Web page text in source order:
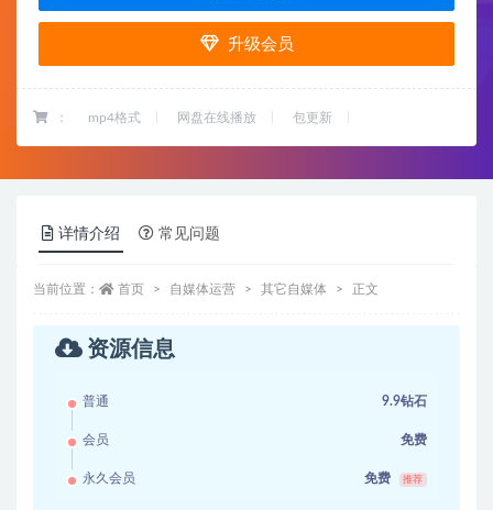
升级会员
： mp4格式 网盘在线播放 包更新
详情介绍 常见问题
当前位置： 首页 自媒体运营 其它自媒体 正文
资源信息
普通 9.9钻石
会员 免费
永久会员 免费 推荐